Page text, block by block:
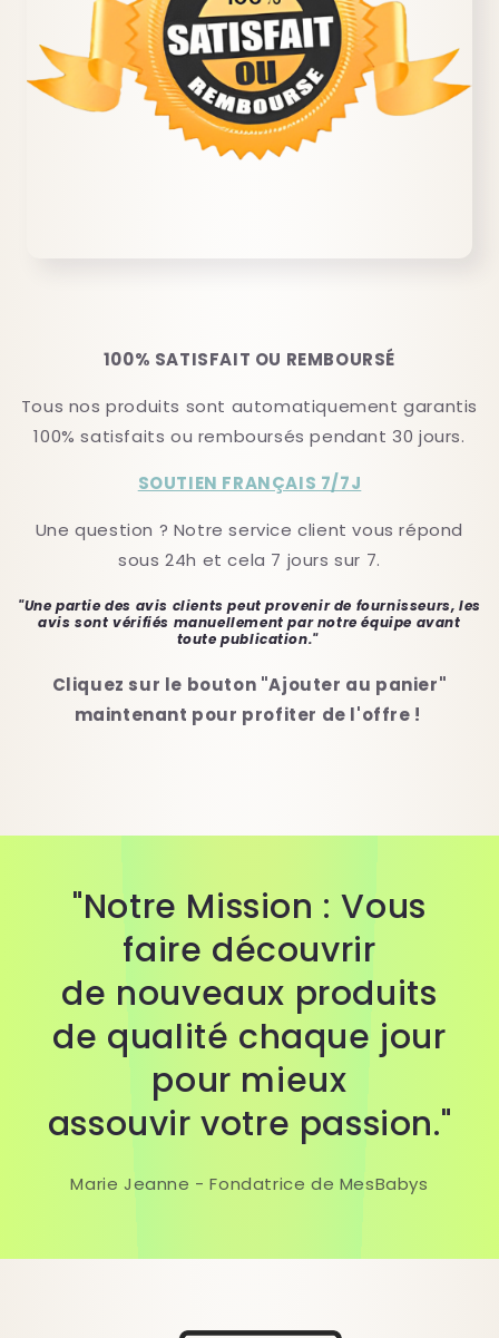
100% SATISFAIT OU REMBOURSÉ
Tous nos produits sont automatiquement garantis
100% satisfaits ou remboursés pendant 30 jours.
SOUTIEN FRANÇAIS 7/7J
Une question ? Notre service client vous répond
sous 24h et cela 7 jours sur 7.
"Une partie des avis clients peut provenir de fournisseurs, les
avis sont vérifiés manuellement par notre équipe avant
toute publication."
Cliquez sur le bouton "Ajouter au panier"
maintenant pour profiter de l'offre !
"Notre Mission : Vous
faire découvrir
de nouveaux produits
de qualité chaque jour
pour mieux
assouvir votre passion."
Marie Jeanne - Fondatrice de MesBabys